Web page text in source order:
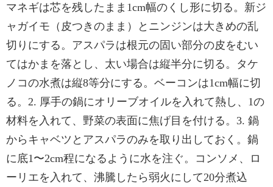
マネギは芯を残したまま1cm幅のくし形に切る。新ジ
ャガイモ（皮つきのまま）とニンジンは大きめの乱
切りにする。アスパラは根元の固い部分の皮をむい
てはかまを落とし、太い場合は縦半分に切る。タケ
ノコの水煮は縦8等分にする。ベーコンは1cm幅に切
る。2. 厚手の鍋にオリーブオイルを入れて熱し、1の
材料を入れて、野菜の表面に焦げ目を付ける。3. 鍋
からキャベツとアスパラのみを取り出しておく。鍋
に底1〜2cm程になるように水を注ぐ。コンソメ、ロ
ーリエを入れて、沸騰したら弱火にして20分煮込